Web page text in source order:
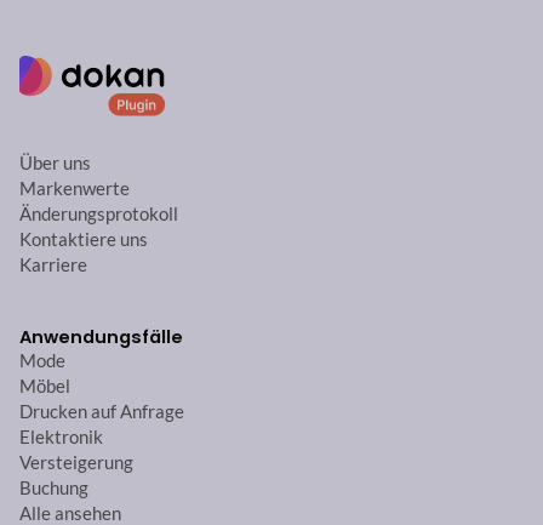
Über uns
Markenwerte
Änderungsprotokoll
Kontaktiere uns
Karriere
Anwendungsfälle
Mode
Möbel
Drucken auf Anfrage
Elektronik
Versteigerung
Buchung
Alle ansehen